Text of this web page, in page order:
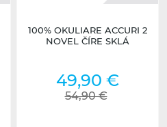
100% OKULIARE ACCURI 2
NOVEL ČÍRE SKLÁ
49,90 €
54,90 €